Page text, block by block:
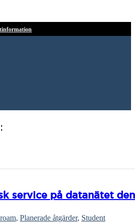
service på datanätet
, Planerade åtgärder, Student